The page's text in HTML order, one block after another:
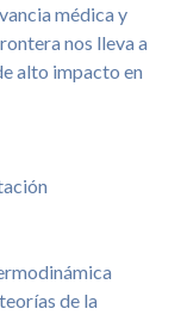
médica y
nos lleva a
alto impacto en
de la